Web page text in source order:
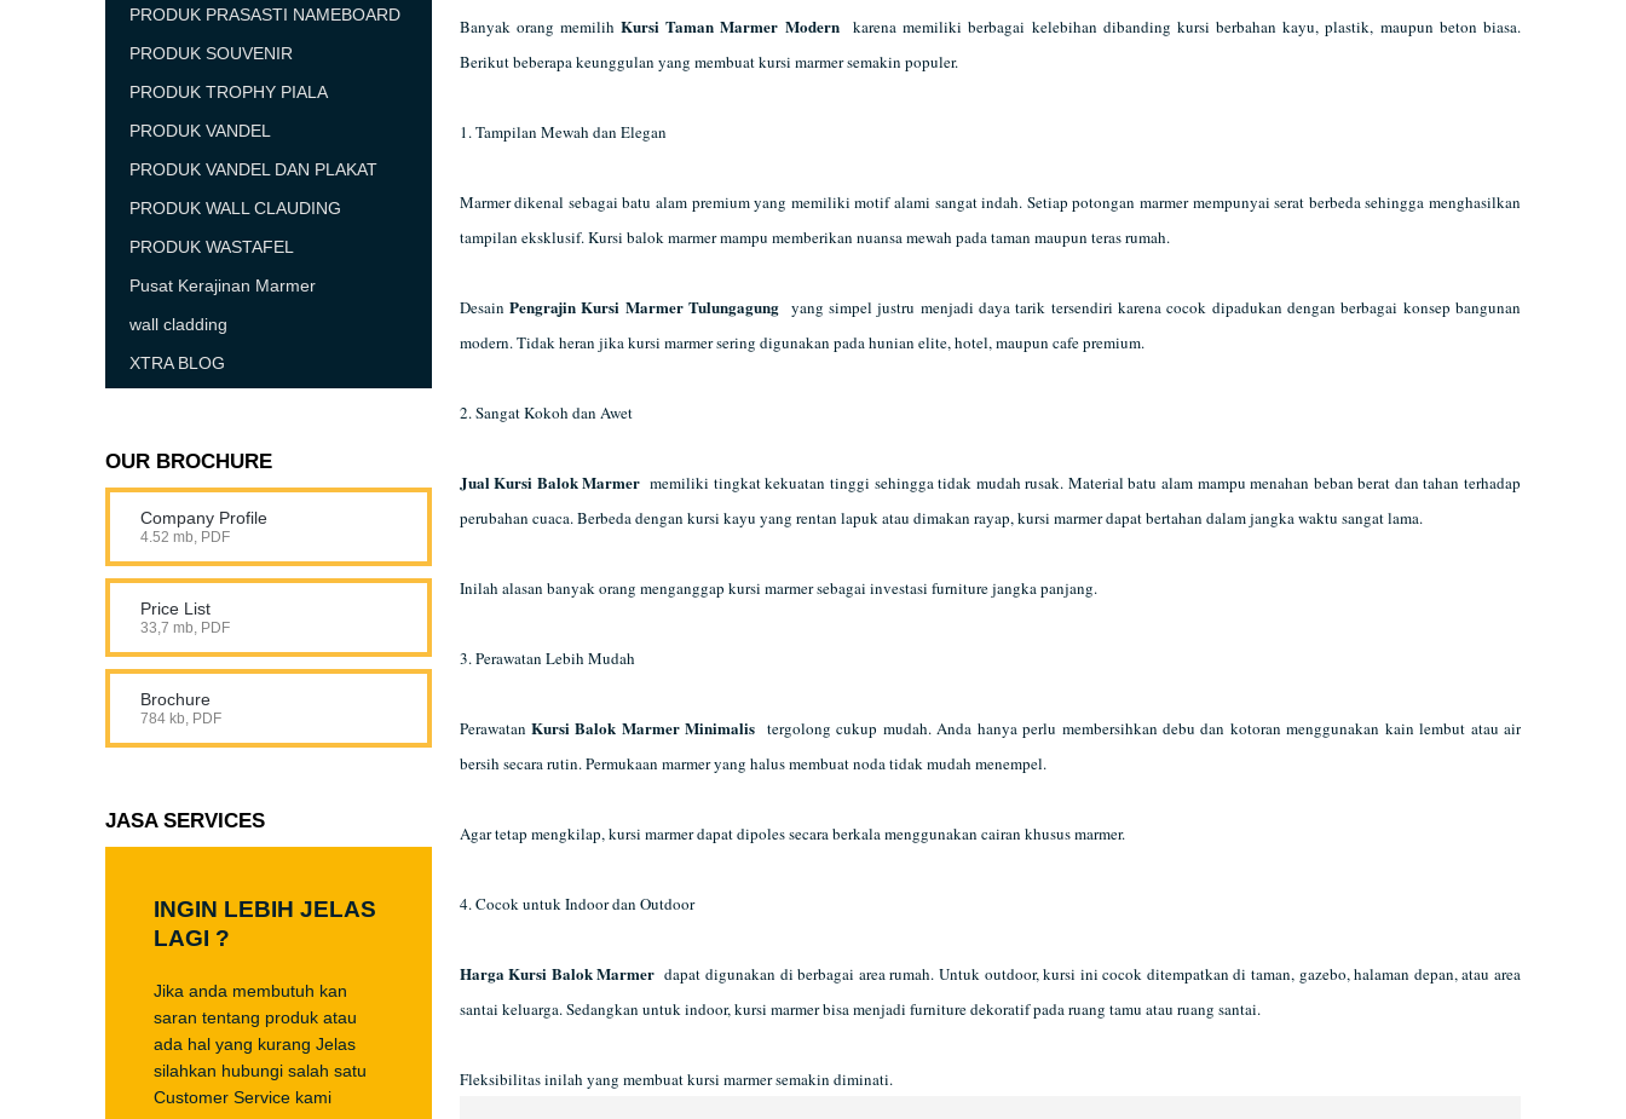
Banyak orang memilihKursi Taman Marmer Modernkarena memiliki berbagai kelebihan dibanding kursi berbahan kayu, plastik, maupun beton biasa.
Berikut beberapa keunggulan yang membuat kursi marmer semakin populer.
1. Tampilan Mewah dan Elegan
Marmer dikenal sebagai batu alam premium yang memiliki motif alami sangat indah. Setiap potongan marmer mempunyai serat berbeda sehingga menghasilkan
tampilan eksklusif. Kursi balok marmer mampu memberikan nuansa mewah pada taman maupun teras rumah.
Desain Pengrajin Kursi Marmer Tulungagungyang simpel justru menjadi daya tarik tersendiri karena cocok dipadukan dengan berbagai konsep bangunan
modern. Tidak heran jika kursi marmer sering digunakan pada hunian elite, hotel, maupun cafe premium.
2. Sangat Kokoh dan Awet
Jual Kursi Balok Marmer memiliki tingkat kekuatan tinggi sehingga tidak mudah rusak. Material batu alam mampu menahan beban berat dan tahan terhadap
perubahan cuaca. Berbeda dengan kursi kayu yang rentan lapuk atau dimakan rayap, kursi marmer dapat bertahan dalam jangka waktu sangat lama.
Inilah alasan banyak orang menganggap kursi marmer sebagai investasi furniture jangka panjang.
3. Perawatan Lebih Mudah
Perawatan Kursi Balok Marmer Minimalis tergolong cukup mudah. Anda hanya perlu membersihkan debu dan kotoran menggunakan kain lembut atau air
bersih secara rutin. Permukaan marmer yang halus membuat noda tidak mudah menempel.
Agar tetap mengkilap, kursi marmer dapat dipoles secara berkala menggunakan cairan khusus marmer.
4. Cocok untuk Indoor dan Outdoor
Harga Kursi Balok Marmer dapat digunakan di berbagai area rumah. Untuk outdoor, kursi ini cocok ditempatkan di taman, gazebo, halaman depan, atau area
santai keluarga. Sedangkan untuk indoor, kursi marmer bisa menjadi furniture dekoratif pada ruang tamu atau ruang santai.
Fleksibilitas inilah yang membuat kursi marmer semakin diminati.
PRODUK PRASASTI NAMEBOARD
PRODUK SOUVENIR
PRODUK TROPHY PIALA
PRODUK VANDEL
PRODUK VANDEL DAN PLAKAT
PRODUK WALL CLAUDING
PRODUK WASTAFEL
Pusat Kerajinan Marmer
wall cladding
XTRA BLOG
OUR BROCHURE
Company Profile
4.52 mb, PDF
Price List
33,7 mb, PDF
Brochure
784 kb, PDF
JASA SERVICES
INGIN LEBIH JELAS
LAGI ?
Jika anda membutuh kan
saran tentang produk atau
ada hal yang kurang Jelas
silahkan hubungi salah satu
Customer Service kami